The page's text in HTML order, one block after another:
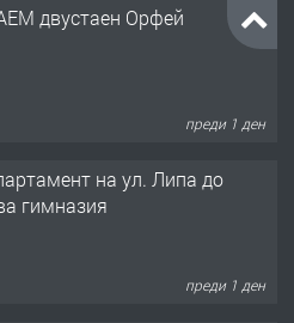
двустаен Орфей
преди 1 ден
на ул. Липа до
гимназия
преди 1 ден